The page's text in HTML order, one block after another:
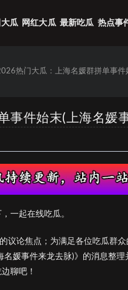
瓜 网红大瓜 最新吃瓜 热点事
热门大瓜：上海名媛群拼单事件
事件始末(上海名媛
一起在线吃瓜。
议论焦点；为满足各位吃瓜群
名媛事件来龙去脉)》的消息整
聊吧！